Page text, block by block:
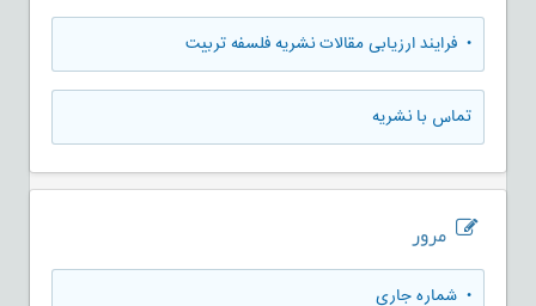
• فرایند ارزیابی مقالات نشریه فلسفه تربیت
تماس با نشریه
مرور
• شماره جاری